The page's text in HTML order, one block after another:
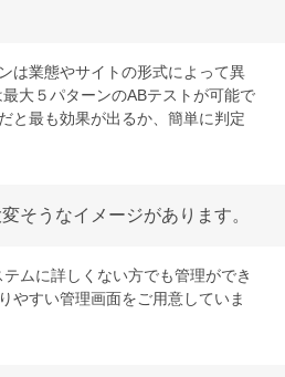
は業態やサイトの形式によって異
大５パターンのABテストが可能で
と最も効果が出るか、簡単に判定
そうなイメージがあります。
ムに詳しくない方でも管理ができ
やすい管理画面をご用意していま